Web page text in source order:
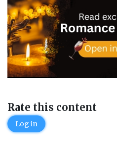
Rate this content
Log in